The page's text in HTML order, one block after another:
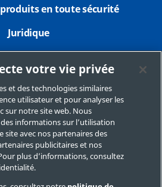
en toute sécurité
Juridique
Plan du site
de cookies
communiquer mes données
votre vie privée
et des technologies similaires
utilisateur et pour analyser les
sur notre site web. Nous
informations sur l’utilisation
site avec nos partenaires des
publicitaires et nos
plus d’informations, consultez